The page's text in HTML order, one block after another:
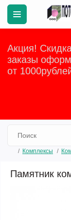
Акция!
заказы
от
Комплексы
Памятник